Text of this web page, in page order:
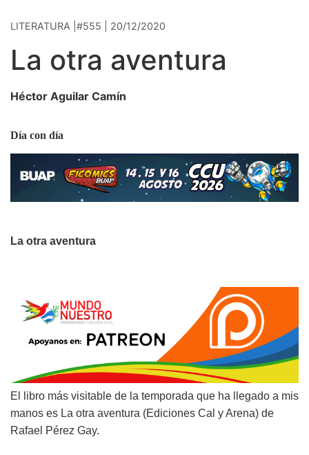
LITERATURA |#555 | 20/12/2020
La otra aventura
Héctor Aguilar Camín
Día con día
La otra aventura
El libro más visitable de la temporada que ha llegado a mis
manos es La otra aventura (Ediciones Cal y Arena) de
Rafael Pérez Gay.